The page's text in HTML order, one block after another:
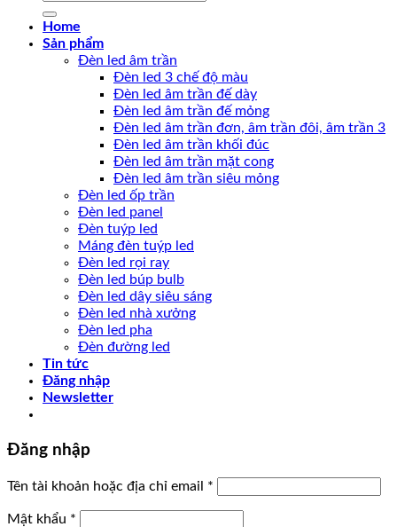
Home
Sản phẩm
Đèn led âm trần
Đèn led 3 chế độ màu
Đèn led âm trần đế dày
Đèn led âm trần đế mỏng
Đèn led âm trần đơn, âm trần đôi, âm trần 3
Đèn led âm trần khối đúc
Đèn led âm trần mặt cong
Đèn led âm trần siêu mỏng
Đèn led ốp trần
Đèn led panel
Đèn tuýp led
Máng đèn tuýp led
Đèn led rọi ray
Đèn led búp bulb
Đèn led dây siêu sáng
Đèn led nhà xưởng
Đèn led pha
Đèn đường led
Tin tức
Đăng nhập
Newsletter
Đăng nhập
Tên tài khoản hoặc địa chỉ email *
Mật khẩu *